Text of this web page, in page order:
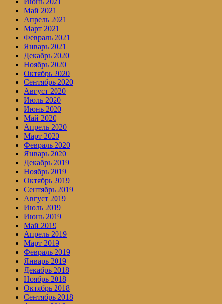
Июнь 2021
Май 2021
Апрель 2021
Март 2021
Февраль 2021
Январь 2021
Декабрь 2020
Ноябрь 2020
Октябрь 2020
Сентябрь 2020
Август 2020
Июль 2020
Июнь 2020
Май 2020
Апрель 2020
Март 2020
Февраль 2020
Январь 2020
Декабрь 2019
Ноябрь 2019
Октябрь 2019
Сентябрь 2019
Август 2019
Июль 2019
Июнь 2019
Май 2019
Апрель 2019
Март 2019
Февраль 2019
Январь 2019
Декабрь 2018
Ноябрь 2018
Октябрь 2018
Сентябрь 2018